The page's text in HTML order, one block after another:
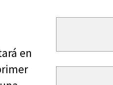
en